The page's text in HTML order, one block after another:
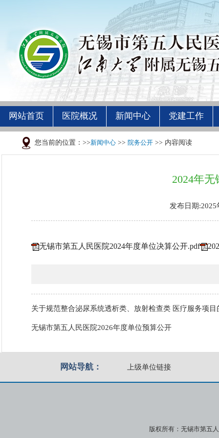
网站首页 医院概况 新闻中心 党建工作
您当前的位置：>>新闻中心 >> 院务公开 >> 内容阅读
2024年
发布日期:2025
无锡市第五人民医院2024年度单位决算公开.pdf
关于规范整合泌尿系统透析类、放射检查类 医疗服务项目
无锡市第五人民医院2026年度单位预算公开
网站导航： 上级单位链接
版权所有：无锡市第五